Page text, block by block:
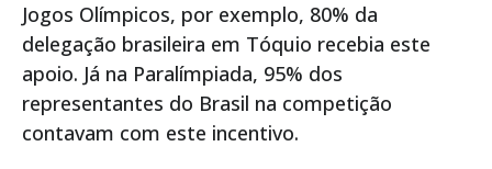
Jogos Olímpicos, por exemplo, 80% da
delegação brasileira em Tóquio recebia este
apoio. Já na Paralímpiada, 95% dos
representantes do Brasil na competição
contavam com este incentivo.